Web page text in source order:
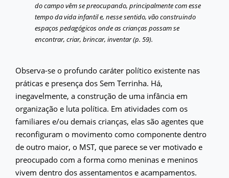
do campo vêm se preocupando, principalmente com esse
tempo da vida infantil e, nesse sentido, vão construindo
espaços pedagógicos onde as crianças possam se
encontrar, criar, brincar, inventar (p. 59).
Observa-se o profundo caráter político existente nas
práticas e presença dos Sem Terrinha. Há,
inegavelmente, a construção de uma infância em
organização e luta política. Em atividades com os
familiares e/ou demais crianças, elas são agentes que
reconfiguram o movimento como componente dentro
de outro maior, o MST, que parece se ver motivado e
preocupado com a forma como meninas e meninos
vivem dentro dos assentamentos e acampamentos.